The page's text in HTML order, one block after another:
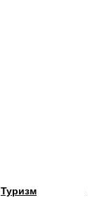
Туризм